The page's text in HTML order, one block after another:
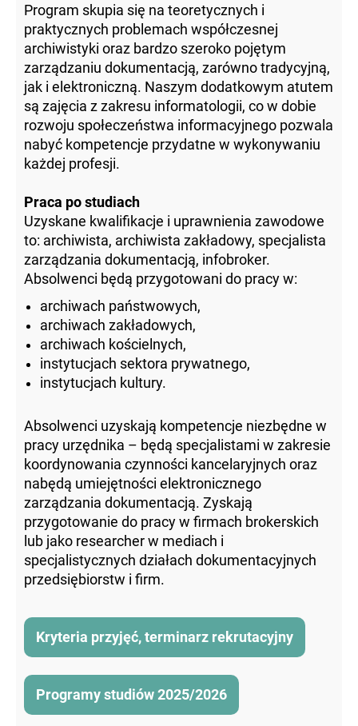
Program skupia się na teoretycznych i
praktycznych problemach współczesnej
archiwistyki oraz bardzo szeroko pojętym
zarządzaniu dokumentacją, zarówno tradycyjną,
jak i elektroniczną. Naszym dodatkowym atutem
są zajęcia z zakresu informatologii, co w dobie
rozwoju społeczeństwa informacyjnego pozwala
nabyć kompetencje przydatne w wykonywaniu
każdej profesji.
Praca po studiach
Uzyskane kwalifikacje i uprawnienia zawodowe
to: archiwista, archiwista zakładowy, specjalista
zarządzania dokumentacją, infobroker.
Absolwenci będą przygotowani do pracy w:
archiwach państwowych,
archiwach zakładowych,
archiwach kościelnych,
instytucjach sektora prywatnego,
instytucjach kultury.
Absolwenci uzyskają kompetencje niezbędne w
pracy urzędnika – będą specjalistami w zakresie
koordynowania czynności kancelaryjnych oraz
nabędą umiejętności elektronicznego
zarządzania dokumentacją. Zyskają
przygotowanie do pracy w firmach brokerskich
lub jako researcher w mediach i
specjalistycznych działach dokumentacyjnych
przedsiębiorstw i firm.
Kryteria przyjęć, terminarz rekrutacyjny
Programy studiów 2025/2026